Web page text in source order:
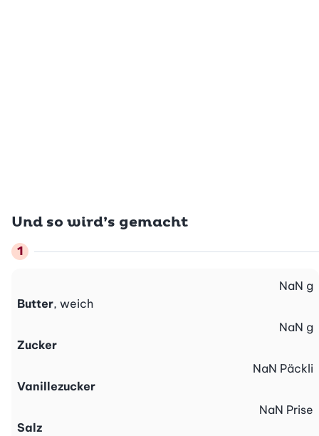
Und so wird’s gemacht
Butter, weich
NaN g
Zucker
NaN g
Vanillezucker
NaN Päckli
Salz
NaN Prise